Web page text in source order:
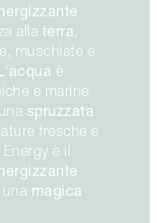
alla terra,
muschiate e
è
e marine
spruzzata
fresche e
è il
magica